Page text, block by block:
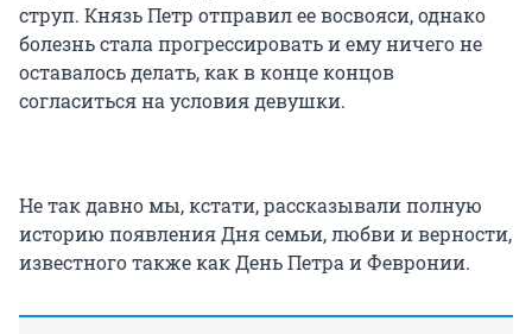
струп. Князь Петр отправил ее восвояси, однако
болезнь стала прогрессировать и ему ничего не
оставалось делать, как в конце концов
согласиться на условия девушки.
Не так давно мы, кстати, рассказывали полную
историю появления Дня семьи, любви и верности,
известного также как День Петра и Февронии.